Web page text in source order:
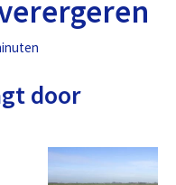
door